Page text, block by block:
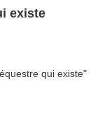
existe